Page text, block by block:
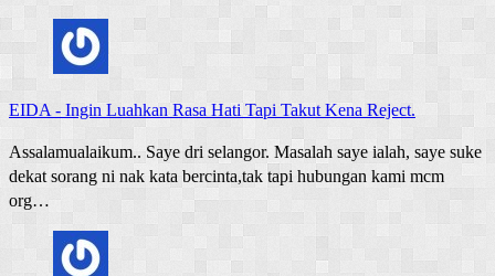
EIDA- Ingin Luahkan Rasa Hati Tapi Takut Kena Reject.
Assalamualaikum.. Saye dri selangor. Masalah saye ialah, saye suke
dekat sorang ni nak kata bercinta,tak tapi hubungan kami mcm
org…